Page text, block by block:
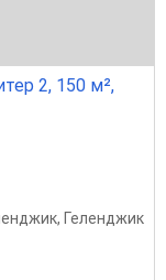
2, 150 м²,
, Геленджик